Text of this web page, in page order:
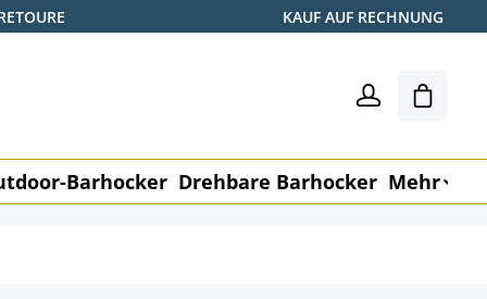
KAUF AUF RECHNUNG
Barhocker Drehbare Barhocker Mehr